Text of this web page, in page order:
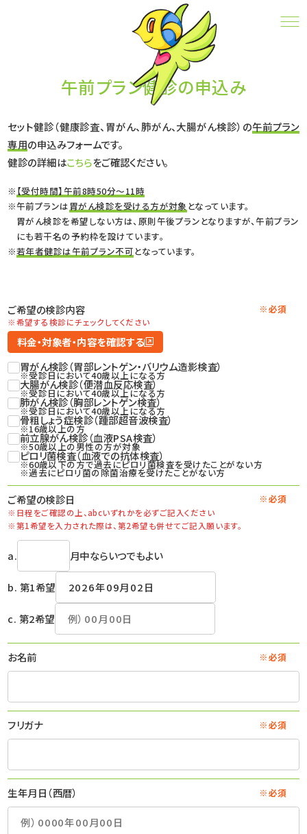
午前プラン健診の申込み
CONTACT
午前プラン健診の申込み
セット健診（健康診査、胃がん、肺がん、大腸がん検診）の午前プラン
専用の申込みフォームです。
健診の詳細はこちらをご確認ください。
【受付時間】午前8時50分～11時
午前プランは胃がん検診を受ける方が対象 となっています。
胃がん検診を希望しない方は、原則午後プランとなりますが、午前プラン
にも若干名の予約枠を設けています。
若年者健診は午前プラン不可となっています。
ご希望の検診内容 ※必須
※希望する検診にチェックしてください
料金・対象者・内容を確認する
胃がん検診（胃部レントゲン・バリウム造影検査）
※受診日において40歳以上になる方
大腸がん検診（便潜血反応検査）
※受診日において40歳以上になる方
肺がん検診（胸部レントゲン検査）
※受診日において40歳以上になる方
骨粗しょう症検診（踵部超音波検査）
※16歳以上の方
前立腺がん検診（血液PSA検査）
※50歳以上の男性の方が対象
ピロリ菌検査（血液での抗体検査）
※60歳以下の方で過去にピロリ菌検査を受けたことがない方
※過去にピロリ菌の除菌治療を受けたことがない方
ご希望の検診日 ※必須
※日程をご確認の上、abcいずれかを必ずご記入ください
※第1希望を入力された際は、 第2希望も併せてご記入願います。
a. 月中ならいつでもよい
b. 第1希望
c. 第2希望
お名前 ※必須
フリガナ ※必須
生年月日（西暦） ※必須